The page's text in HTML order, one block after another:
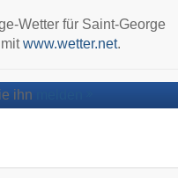
Wetter für Saint-George
www.wetter.net.
ihn